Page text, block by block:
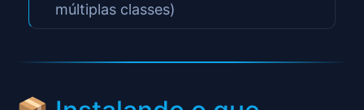
múltiplas classes)